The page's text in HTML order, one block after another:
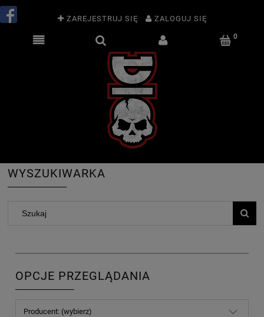
ZAREJESTRUJ SIĘ ZALOGUJ SIĘ
WYSZUKIWARKA
OPCJE PRZEGLĄDANIA
Producent: (wybierz)